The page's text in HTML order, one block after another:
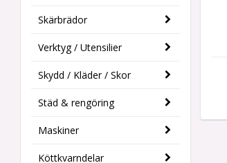
Skärbrädor
Verktyg / Utensilier
Skydd / Kläder / Skor
Städ & rengöring
Maskiner
Köttkvarndelar